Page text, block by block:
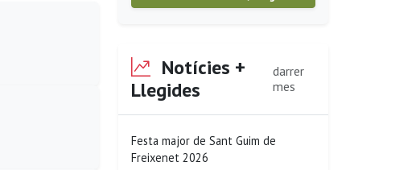
Notícies +
Llegides
darrer
mes
Festa major de Sant Guim de
Freixenet 2026